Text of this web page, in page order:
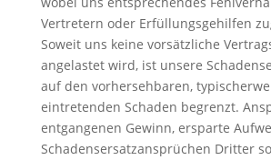
Vertretern oder Erfüllungsgehilfen
Soweit uns keine vorsätzliche
angelastet wird, ist unsere
auf den vorhersehbaren,
eintretenden Schaden begrenzt.
entgangenen Gewinn, ersparte
Schadensersatzansprüchen Dritter